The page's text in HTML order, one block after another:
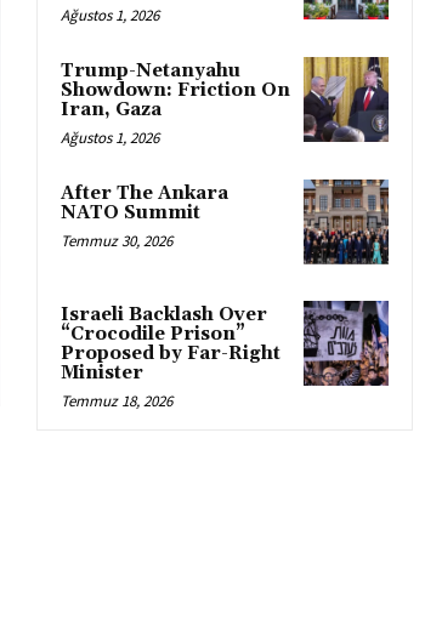
Ağustos 1, 2026
Trump-Netanyahu
Showdown: Friction On
Iran, Gaza
Ağustos 1, 2026
After The Ankara
NATO Summit
Temmuz 30, 2026
Israeli Backlash Over
“Crocodile Prison”
Proposed by Far-Right
Minister
Temmuz 18, 2026